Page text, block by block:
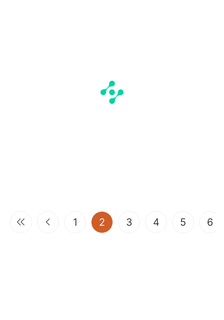
1 2 (current)
3 4 5 6